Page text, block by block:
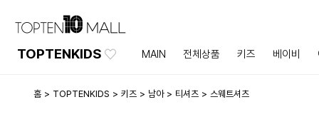
TOPTENKIDS MAIN 전체상품 키즈 베이비
홈 TOPTENKIDS 키즈 남아 티셔츠 스웨트셔츠